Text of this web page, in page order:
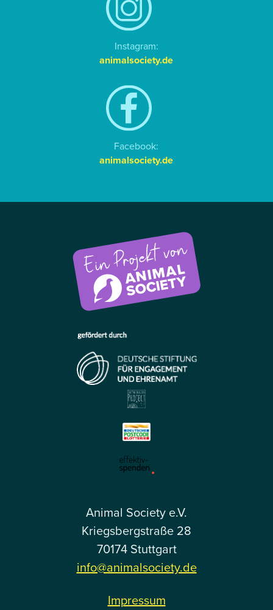
Instagram:
animalsociety.de
Facebook:
animalsociety.de
Animal Society e.V.
Kriegsbergstraße 28
70174 Stuttgart
info@animalsociety.de
Impressum